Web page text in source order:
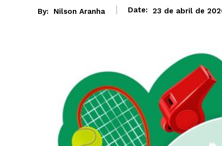
By: Nilson Aranha Date: 23 de abril de